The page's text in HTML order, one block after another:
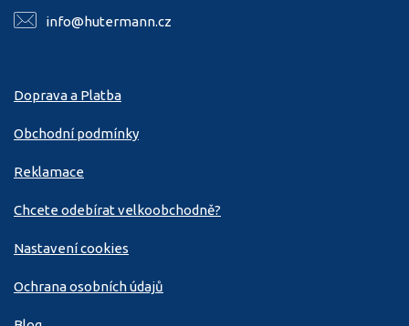
info@hutermann.cz
Doprava a Platba
Obchodní podmínky
Reklamace
Chcete odebírat velkoobchodně?
Nastavení cookies
Ochrana osobních údajů